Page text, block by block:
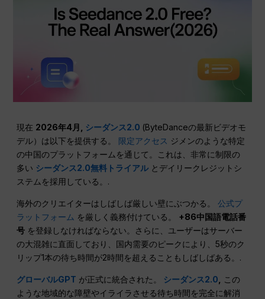
現在 2026年4月, シーダンス2.0 (ByteDanceの最新ビデオモ
デル）は以下を提供する。 限定アクセス ジメンのような特定
の中国のプラットフォームを通じて。これは、非常に制限の
多い シーダンス2.0無料トライアルとデイリークレジットシ
ステムを採用している。.
海外のクリエイターはしばしば厳しい壁にぶつかる。公式プ
ラットフォーム を厳しく義務付けている。 +86中国語電話番
号 を登録しなければならない。さらに、ユーザーはサーバー
の大混雑に直面しており、国内需要のピークにより、5秒のク
リップ1本の待ち時間が2時間を超えることもしばしばある。.
グローバルGPT が正式に統合された。 シーダンス2.0, この
ような地域的な障壁やイライラさせる待ち時間を完全に解消